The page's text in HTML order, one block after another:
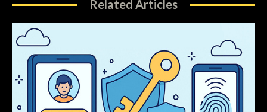
Related Articles